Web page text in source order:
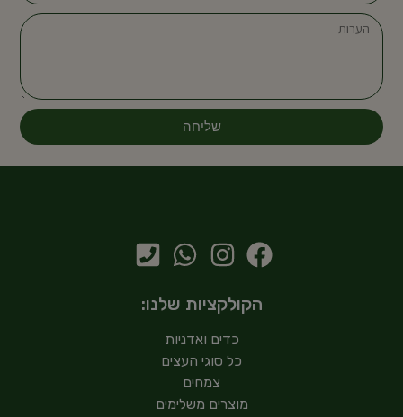
שליחה
הקולקציות שלנו:
כדים ואדניות
כל סוגי העצים
צמחים
מוצרים משלימים